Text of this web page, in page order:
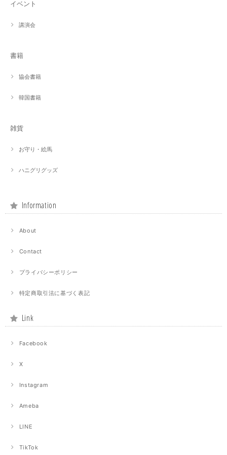
イベント
講演会
書籍
協会書籍
韓国書籍
雑貨
お守り・絵馬
ハニグリグッズ
Information
About
Contact
プライバシーポリシー
特定商取引法に基づく表記
Link
Facebook
X
Instagram
Ameba
LINE
TikTok